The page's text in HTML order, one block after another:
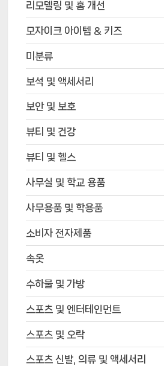
리모델링 및 홈 개선
모자이크 아이템 & 키즈
미분류
보석 및 액세서리
보안 및 보호
뷰티 및 건강
뷰티 및 헬스
사무실 및 학교 용품
사무용품 및 학용품
소비자 전자제품
속옷
수하물 및 가방
스포츠 및 엔터테인먼트
스포츠 및 오락
스포츠 신발, 의류 및 액세서리